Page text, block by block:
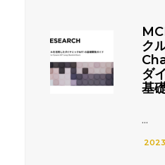
ク
ダ
基
...
2023